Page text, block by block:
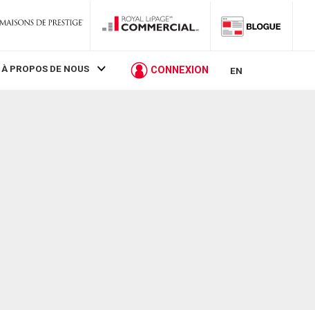
À PROPOS DE NOUS CONNEXION EN